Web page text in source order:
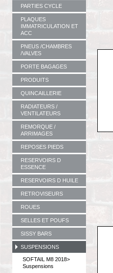
PARTIES CYCLE
PLAQUES
IMMATRICULATION ET
ACC
PNEUS /CHAMBRES
/VALVES
PORTE BAGAGES
PRODUITS
QUINCAILLERIE
RADIATEURS /
VENTILATEURS
REMORQUE /
ARRIMAGES
REPOSES PIEDS
RESERVOIRS D
ESSENCE
RESERVOIRS D HUILE
RETROVISEURS
ROUES
SELLES ET POUFS
SISSY BARS
SUSPENSIONS
SOFTAIL M8 2018>
Suspensions